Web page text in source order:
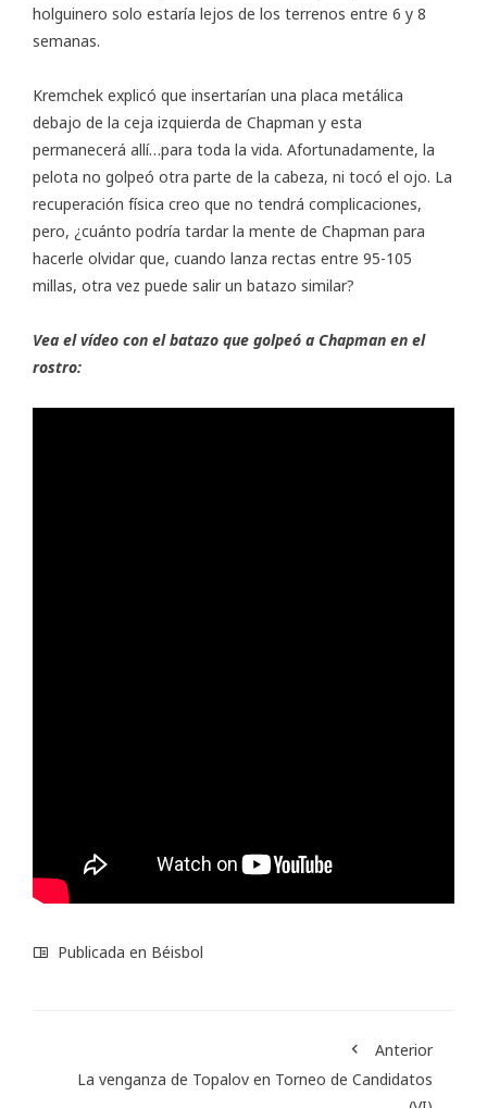
holguinero solo estaría lejos de los terrenos entre 6 y 8
semanas.
Kremchek explicó que insertarían una placa metálica
debajo de la ceja izquierda de Chapman y esta
permanecerá allí…para toda la vida. Afortunadamente, la
pelota no golpeó otra parte de la cabeza, ni tocó el ojo. La
recuperación física creo que no tendrá complicaciones,
pero, ¿cuánto podría tardar la mente de Chapman para
hacerle olvidar que, cuando lanza rectas entre 95-105
millas, otra vez puede salir un batazo similar?
Vea el vídeo con el batazo que golpeó a Chapman en el
rostro:
Publicada en Béisbol
Anterior
La venganza de Topalov en Torneo de Candidatos